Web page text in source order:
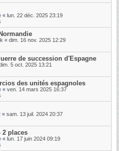
« lun. 22 déc. 2025 23:19
« dim. 16 nov. 2025 12:29
de succession d'Espagne
5 oct. 2025 13:21
des unités espagnoles
« ven. 14 mars 2025 16:37
« sam. 13 juil. 2024 20:37
2 places
« lun. 17 juin 2024 09:19